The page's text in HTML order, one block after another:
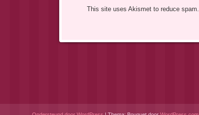
This site uses Akismet to reduce spam.